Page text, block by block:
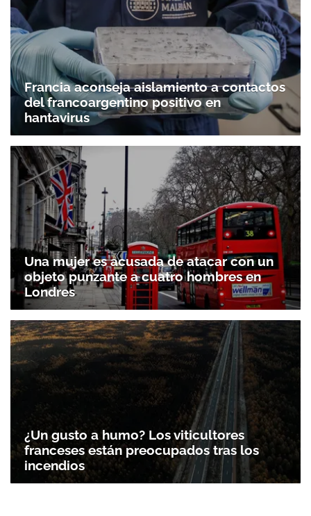
Francia aconseja aislamiento a contactos
del francoargentino positivo en
hantavirus
Una mujer es acusada de atacar con un
objeto punzante a cuatro hombres en
Londres
¿Un gusto a humo? Los viticultores
franceses están preocupados tras los
incendios